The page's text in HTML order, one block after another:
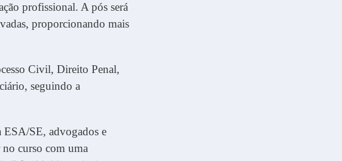
profissional. A pós será
proporcionando mais
Civil, Direito Penal,
seguindo a
SE, advogados e
no curso com uma